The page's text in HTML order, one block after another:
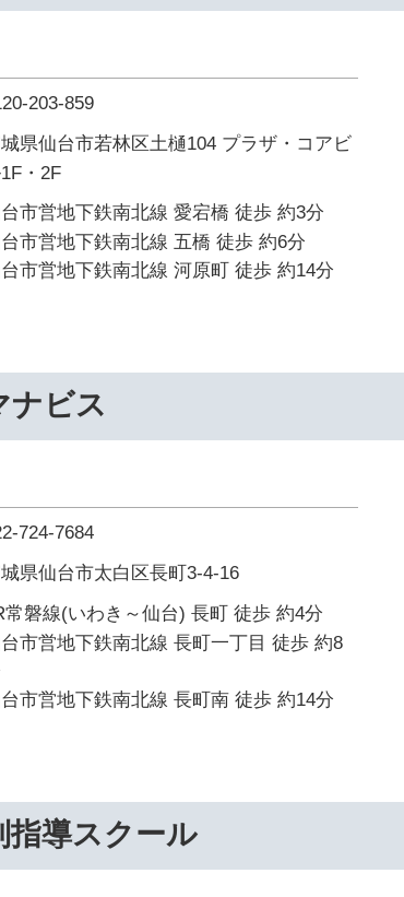
203-859
県仙台市若林区土樋104 プラザ・コアビ
・2F
市営地下鉄南北線 愛宕橋 徒歩 約3分
市営地下鉄南北線 五橋 徒歩 約6分
市営地下鉄南北線 河原町 徒歩 約14分
ナビス
724-7684
県仙台市太白区長町3-4-16
常磐線(いわき～仙台) 長町 徒歩 約4分
市営地下鉄南北線 長町一丁目 徒歩 約8
市営地下鉄南北線 長町南 徒歩 約14分
指導スクール